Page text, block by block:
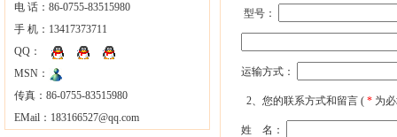
电 话：86-0755-83515980
手 机：13417373711
QQ：
MSN：
传真：86-0755-83515980
EMail： 183166527@qq.com
型号：
运输方式：
2、您的联系方式和留言 (* 为
姓 名：